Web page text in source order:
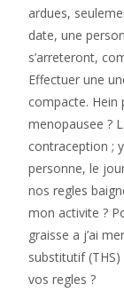
ardues,
date, une
s’arreteront,
Effectuer une
compacte. Hein
menopausee ?
contraception ;
personne, le
nos regles
mon activite ?
graisse a j’ai
substitutif
vos regles ?